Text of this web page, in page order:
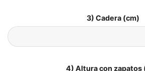
3) Cadera (cm)
4) Altura con zapatos